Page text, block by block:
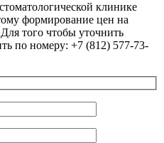
клинике
формирование цен на
того чтобы уточнить
по номеру: +7 (812) 577-73-